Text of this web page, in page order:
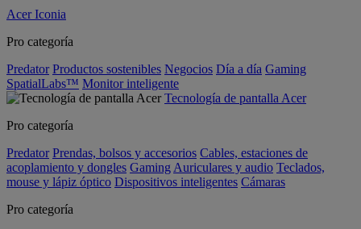
Acer Iconia
Pro categoría
Predator Productos sostenibles Negocios Día a día Gaming
SpatialLabs™ Monitor inteligente
Tecnología de pantalla Acer
Pro categoría
Predator Prendas, bolsos y accesorios Cables, estaciones de
acoplamiento y dongles Gaming Auriculares y audio Teclados,
mouse y lápiz óptico Dispositivos inteligentes Cámaras
Pro categoría